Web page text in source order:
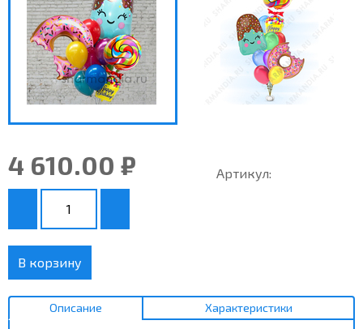
4 610.00 ₽ Артикул:
В корзину
Описание Характеристики